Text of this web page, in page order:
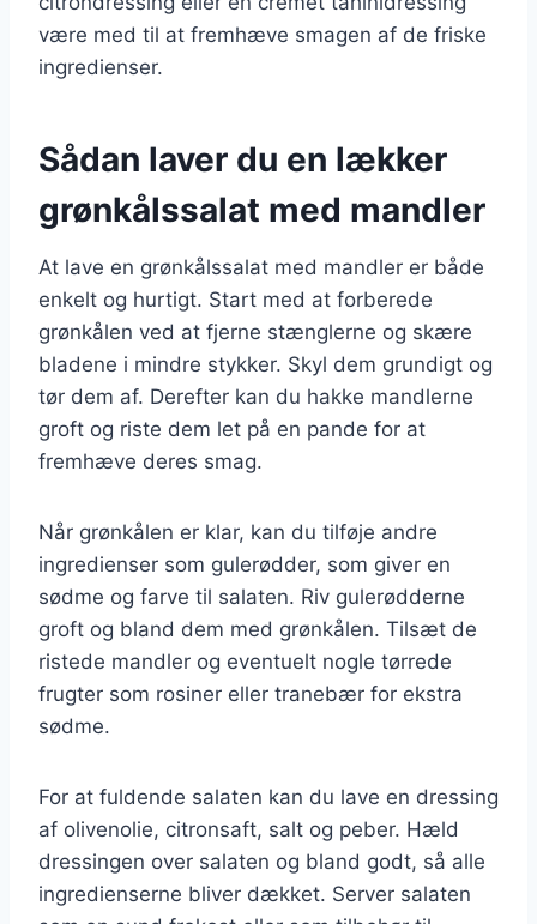
være med til at fremhæve smagen af de friske
ingredienser.
Sådan laver du en lækker
grønkålssalat med mandler
At lave en grønkålssalat med mandler er både
enkelt og hurtigt. Start med at forberede
grønkålen ved at fjerne stænglerne og skære
bladene i mindre stykker. Skyl dem grundigt og
tør dem af. Derefter kan du hakke mandlerne
groft og riste dem let på en pande for at
fremhæve deres smag.
Når grønkålen er klar, kan du tilføje andre
ingredienser som gulerødder, som giver en
sødme og farve til salaten. Riv gulerødderne
groft og bland dem med grønkålen. Tilsæt de
ristede mandler og eventuelt nogle tørrede
frugter som rosiner eller tranebær for ekstra
sødme.
For at fuldende salaten kan du lave en dressing
af olivenolie, citronsaft, salt og peber. Hæld
dressingen over salaten og bland godt, så alle
ingredienserne bliver dækket. Server salaten